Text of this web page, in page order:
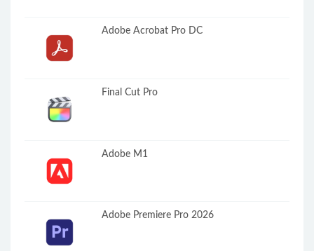
Adobe Acrobat Pro DC
Final Cut Pro
Adobe M1
Adobe Premiere Pro 2026